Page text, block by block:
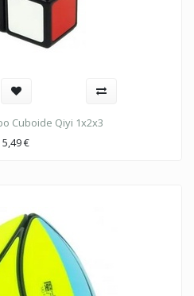
Cuboide Qiyi 1x2x3
5,49€